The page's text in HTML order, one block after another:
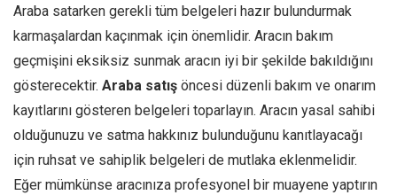
Araba satarken gerekli tüm belgeleri hazır bulundurmak
karmaşalardan kaçınmak için önemlidir. Aracın bakım
geçmişini eksiksiz sunmak aracın iyi bir şekilde bakıldığını
gösterecektir. Araba satış öncesi düzenli bakım ve onarım
kayıtlarını gösteren belgeleri toparlayın. Aracın yasal sahibi
olduğunuzu ve satma hakkınız bulunduğunu kanıtlayacağı
için ruhsat ve sahiplik belgeleri de mutlaka eklenmelidir.
Eğer mümkünse aracınıza profesyonel bir muayene yaptırın